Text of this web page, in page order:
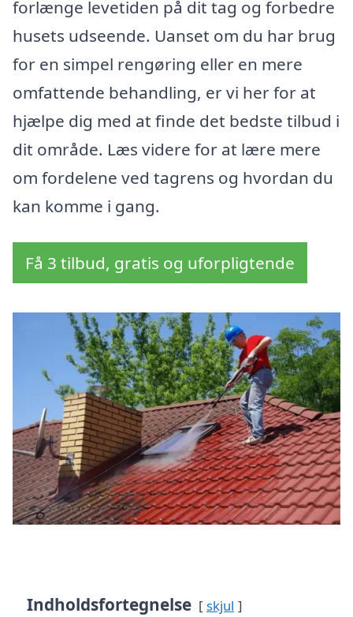
forlænge levetiden på dit tag og forbedre
husets udseende. Uanset om du har brug
for en simpel rengøring eller en mere
omfattende behandling, er vi her for at
hjælpe dig med at finde det bedste tilbud i
dit område. Læs videre for at lære mere
om fordelene ved tagrens og hvordan du
kan komme i gang.
Få 3 tilbud, gratis og uforpligtende
Indholdsfortegnelse skjul